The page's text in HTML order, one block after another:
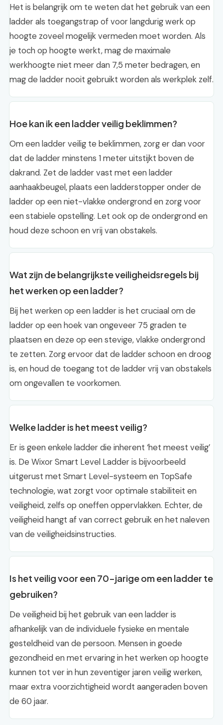
Het is belangrijk om te weten dat het gebruik van een
ladder als toegangstrap of voor langdurig werk op
hoogte zoveel mogelijk vermeden moet worden. Als
je toch op hoogte werkt, mag de maximale
werkhoogte niet meer dan 7,5 meter bedragen, en
mag de ladder nooit gebruikt worden als werkplek zelf.
Hoe kan ik een ladder veilig beklimmen?
Om een ladder veilig te beklimmen, zorg er dan voor
dat de ladder minstens 1 meter uitstijkt boven de
dakrand. Zet de ladder vast met een ladder
aanhaakbeugel, plaats een ladderstopper onder de
ladder op een niet-vlakke ondergrond en zorg voor
een stabiele opstelling. Let ook op de ondergrond en
houd deze schoon en vrij van obstakels.
Wat zijn de belangrijkste veiligheidsregels bij
het werken op een ladder?
Bij het werken op een ladder is het cruciaal om de
ladder op een hoek van ongeveer 75 graden te
plaatsen en deze op een stevige, vlakke ondergrond
te zetten. Zorg ervoor dat de ladder schoon en droog
is, en houd de toegang tot de ladder vrij van obstakels
om ongevallen te voorkomen.
Welke ladder is het meest veilig?
Er is geen enkele ladder die inherent ‘het meest veilig’
is. De Wixor Smart Level Ladder is bijvoorbeeld
uitgerust met Smart Level-systeem en TopSafe
technologie, wat zorgt voor optimale stabiliteit en
veiligheid, zelfs op oneffen oppervlakken. Echter, de
veiligheid hangt af van correct gebruik en het naleven
van de veiligheidsinstructies.
Is het veilig voor een 70-jarige om een ladder te
gebruiken?
De veiligheid bij het gebruik van een ladder is
afhankelijk van de individuele fysieke en mentale
gesteldheid van de persoon. Mensen in goede
gezondheid en met ervaring in het werken op hoogte
kunnen tot ver in hun zeventiger jaren veilig werken,
maar extra voorzichtigheid wordt aangeraden boven
de 60 jaar.